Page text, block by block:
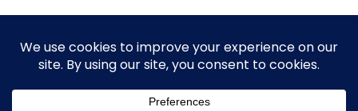
Refuser
Mentions légales
Politique de confidentialité